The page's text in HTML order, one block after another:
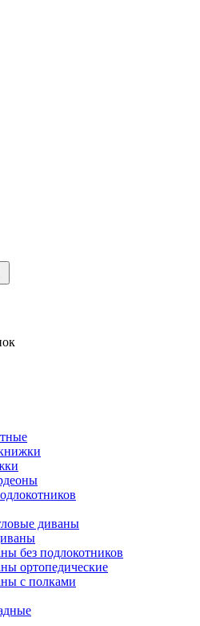
диваны
без подлокотников
ортопедические
с полками